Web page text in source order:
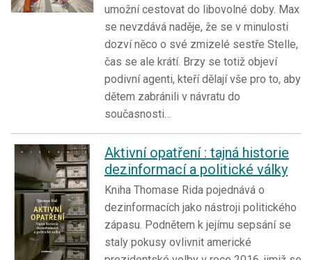
umožní cestovat do libovolné doby. Max
se nevzdává naděje, že se v minulosti
dozví něco o své zmizelé sestře Stelle,
čas se ale krátí. Brzy se totiž objeví
podivní agenti, kteří dělají vše pro to, aby
dětem zabránili v návratu do
současnosti…
Aktivní opatření : tajná historie
dezinformací a politické války
Kniha Thomase Rida pojednává o
dezinformacích jako nástroji politického
zápasu. Podnětem k jejímu sepsání se
staly pokusy ovlivnit americké